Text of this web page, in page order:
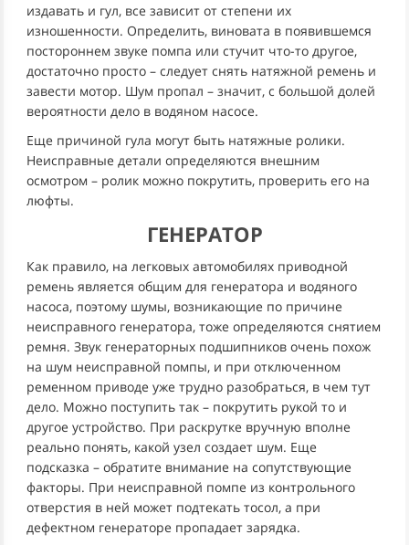
издавать и гул, все зависит от степени их
изношенности. Определить, виновата в появившемся
постороннем звуке помпа или стучит что-то другое,
достаточно просто – следует снять натяжной ремень и
завести мотор. Шум пропал – значит, с большой долей
вероятности дело в водяном насосе.
Еще причиной гула могут быть натяжные ролики.
Неисправные детали определяются внешним
осмотром – ролик можно покрутить, проверить его на
люфты.
ГЕНЕРАТОР
Как правило, на легковых автомобилях приводной
ремень является общим для генератора и водяного
насоса, поэтому шумы, возникающие по причине
неисправного генератора, тоже определяются снятием
ремня. Звук генераторных подшипников очень похож
на шум неисправной помпы, и при отключенном
ременном приводе уже трудно разобраться, в чем тут
дело. Можно поступить так – покрутить рукой то и
другое устройство. При раскрутке вручную вполне
реально понять, какой узел создает шум. Еще
подсказка – обратите внимание на сопутствующие
факторы. При неисправной помпе из контрольного
отверстия в ней может подтекать тосол, а при
дефектном генераторе пропадает зарядка.